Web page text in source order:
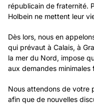
républicain de fraternité.
Holbein ne mettent leur
Dès lors, nous en
qui prévaut à Calais, à
la mer du Nord, impose
aux demandes minimales
Nous attendons de votre
afin que de nouvelles